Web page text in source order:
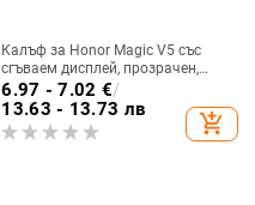
Калъф за Honor Magic V5 със
сгъваем дисплей, прозрачен,
лъскав, PC материал
6.97 - 7.02 €/
13.63 - 13.73 лв
add_shopping_cart